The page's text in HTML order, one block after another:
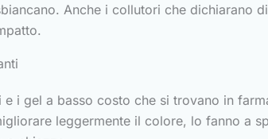
Anche i collutori che dichiarano
e i gel a basso costo che si trovano in
leggermente il colore, lo fanno a